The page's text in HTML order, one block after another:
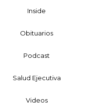
Inside
Obituarios
Podcast
Salud Ejecutiva
Videos